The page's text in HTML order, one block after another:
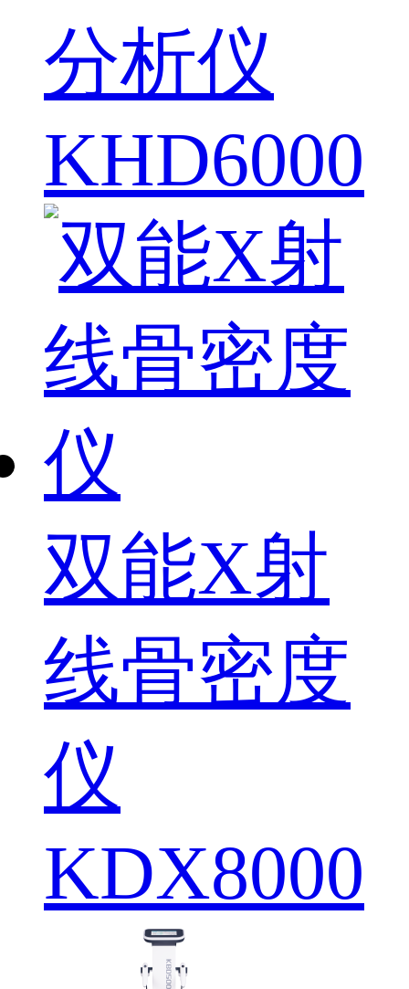
分析仪
KHD6000
双能X射
线骨密度
仪
KDX8000